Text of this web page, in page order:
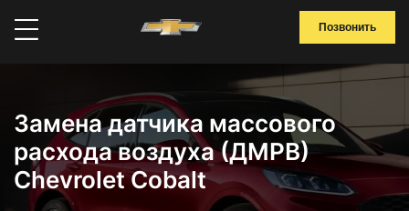
Позвонить
Замена датчика массового
расхода воздуха (ДМРВ)
Chevrolet Cobalt